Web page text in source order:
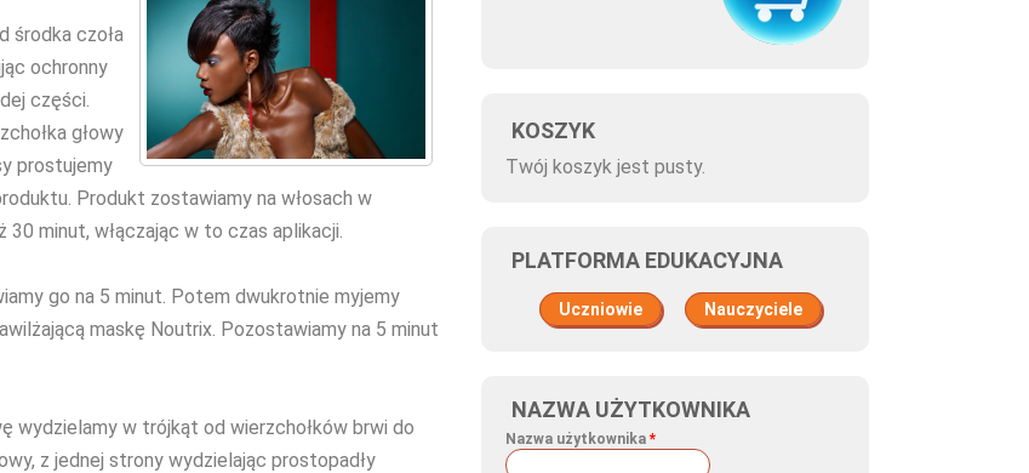
KOSZYK
Twój koszyk jest pusty.
PLATFORMA EDUKACYJNA
Uczniowie Nauczyciele
NAZWA UŻYTKOWNIKA
Nazwa użytkownika *
środka czoła
ochronny
części.
głowy
prostujemy
Produkt zostawiamy na włosach w
30 minut, włączając w to czas aplikacji.
go na 5 minut. Potem dwukrotnie myjemy
maskę Noutrix. Pozostawiamy na 5 minut
wydzielamy w trójkąt od wierzchołków brwi do
z jednej strony wydzielając prostopadły